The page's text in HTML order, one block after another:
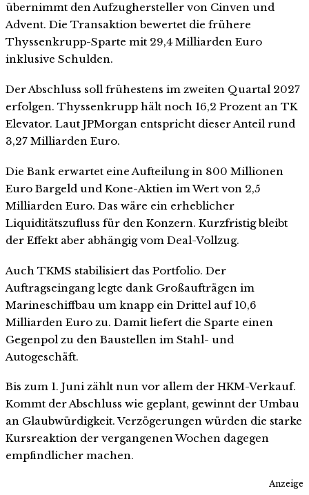
übernimmt den Aufzughersteller von Cinven und
Advent. Die Transaktion bewertet die frühere
Thyssenkrupp-Sparte mit 29,4 Milliarden Euro
inklusive Schulden.
Der Abschluss soll frühestens im zweiten Quartal 2027
erfolgen. Thyssenkrupp hält noch 16,2 Prozent an TK
Elevator. Laut JPMorgan entspricht dieser Anteil rund
3,27 Milliarden Euro.
Die Bank erwartet eine Aufteilung in 800 Millionen
Euro Bargeld und Kone-Aktien im Wert von 2,5
Milliarden Euro. Das wäre ein erheblicher
Liquiditätszufluss für den Konzern. Kurzfristig bleibt
der Effekt aber abhängig vom Deal-Vollzug.
Auch TKMS stabilisiert das Portfolio. Der
Auftragseingang legte dank Großaufträgen im
Marineschiffbau um knapp ein Drittel auf 10,6
Milliarden Euro zu. Damit liefert die Sparte einen
Gegenpol zu den Baustellen im Stahl- und
Autogeschäft.
Bis zum 1. Juni zählt nun vor allem der HKM-Verkauf.
Kommt der Abschluss wie geplant, gewinnt der Umbau
an Glaubwürdigkeit. Verzögerungen würden die starke
Kursreaktion der vergangenen Wochen dagegen
empfindlicher machen.
Anzeige